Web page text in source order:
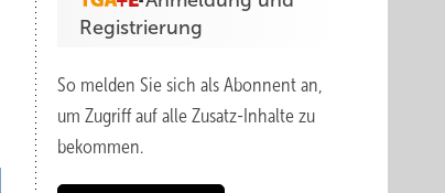
Registrierung
So melden Sie sich als Abonnent an,
um Zugriff auf alle Zusatz-Inhalte zu
bekommen.